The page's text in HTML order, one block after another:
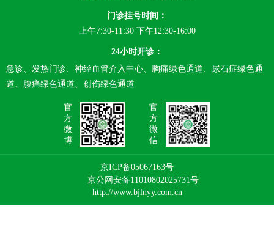
门诊挂号时间：
上午7:30-11:30 下午12:30-16:00
24小时开诊：
急诊、发热门诊、神经血管介入中心、胸痛绿色通道、尿石症绿色通
道、腹痛绿色通道、创伤绿色通道
官
方
微
博
官
方
微
信
京ICP备05067163号
京公网安备11010802025731号
http://www.bjlnyy.com.cn